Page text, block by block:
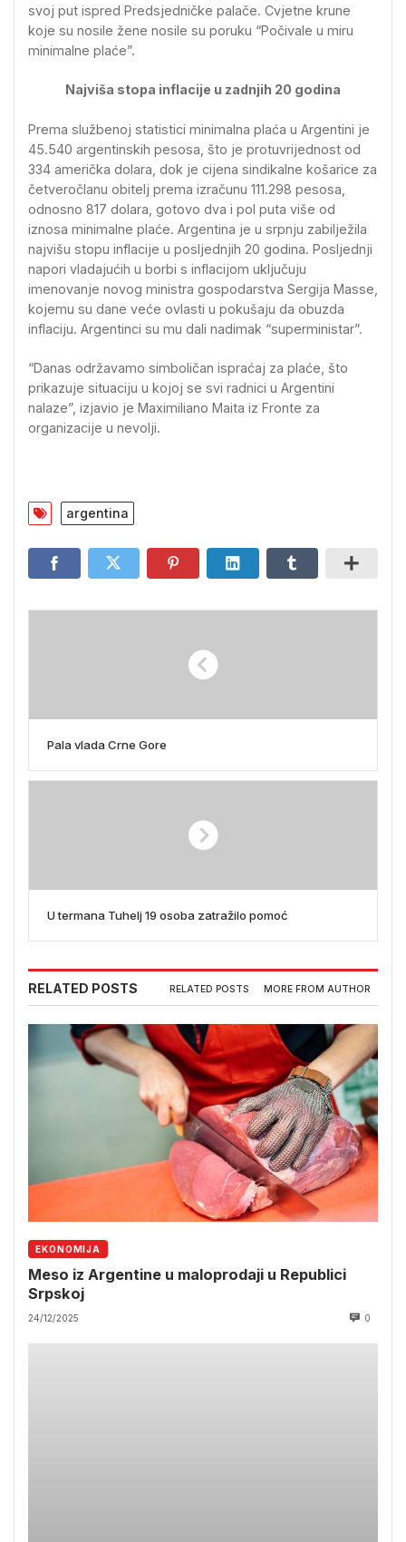
svoj put ispred Predsjedničke palače. Cvjetne krune
koje su nosile žene nosile su poruku “Počivale u miru
minimalne plaće”.
Najviša stopa inflacije u zadnjih 20 godina
Prema službenoj statistici minimalna plaća u Argentini je
45.540 argentinskih pesosa, što je protuvrijednost od
334 američka dolara, dok je cijena sindikalne košarice za
četveročlanu obitelj prema izračunu 111.298 pesosa,
odnosno 817 dolara, gotovo dva i pol puta više od
iznosa minimalne plaće. Argentina je u srpnju zabilježila
najvišu stopu inflacije u posljednjih 20 godina. Posljednji
napori vladajućih u borbi s inflacijom uključuju
imenovanje novog ministra gospodarstva Sergija Masse,
kojemu su dane veće ovlasti u pokušaju da obuzda
inflaciju. Argentinci su mu dali nadimak “superministar”.
“Danas održavamo simboličan ispraćaj za plaće, što
prikazuje situaciju u kojoj se svi radnici u Argentini
nalaze”, izjavio je Maximiliano Maita iz Fronte za
organizacije u nevolji.
argentina
Pala vlada Crne Gore
U termana Tuhelj 19 osoba zatražilo pomoć
RELATED POSTS RELATED POSTS MORE FROM AUTHOR
EKONOMIJA
Meso iz Argentine u maloprodaji u Republici
Srpskoj
24/12/2025 0